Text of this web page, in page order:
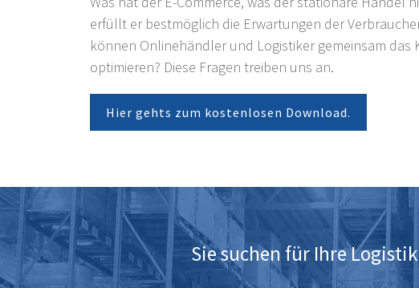
erfüllt er bestmöglich die Erwartungen der
können Onlinehändler und Logistiker gemeinsam das
optimieren? Diese Fragen treiben uns an.
Hier gehts zum kostenlosen Download.
Sie suchen für Ihre